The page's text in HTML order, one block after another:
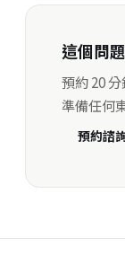
這個問
預約 20
準備任何
預約諮